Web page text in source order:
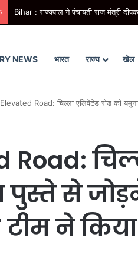
Uttar Pradesh : घुमंतू समाज को दर-दर
NEWS भारत राज्य खेल
Elevated Road: चिल्ला एलिवेटेड रोड को
Road:
से
ने